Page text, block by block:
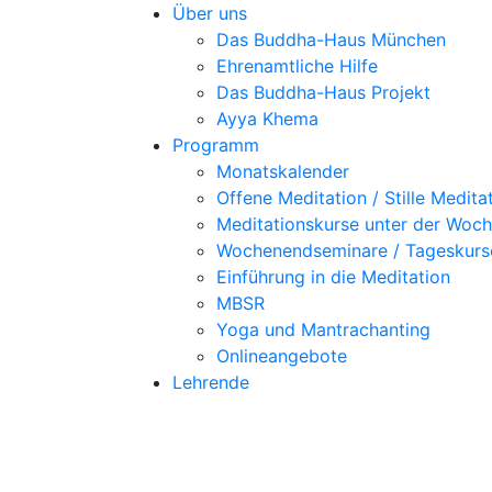
Über uns
Das Buddha-Haus München
Ehrenamtliche Hilfe
Das Buddha-Haus Projekt
Ayya Khema
Programm
Monatskalender
Offene Meditation / Stille
Meditationskurse unter der
Wochenendseminare /
Einführung in die Meditation
MBSR
Yoga und Mantrachanting
Onlineangebote
Lehrende